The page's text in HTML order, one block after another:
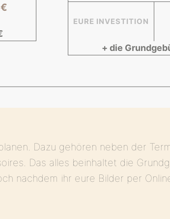
EURE INVESTITION
+ die
Dazu gehören neben der
Das alles beinhaltet die
nachdem ihr eure Bilder per